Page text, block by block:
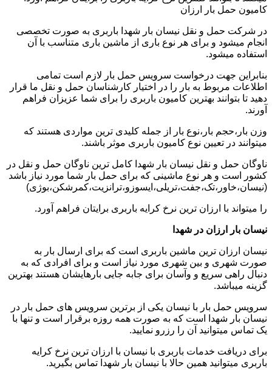
کامیون حمل بار ارزان
در شرکت حمل و نقل نیسان بار شهدا باربری به صورت تخصصی
انجام میشود و برای هر نوع باری از ماشین باری متناسب با آن
استفاده میشود.
بنابراین جهت درخواست سرویس حمل بار لازم است تمامی
اطلاعات مربوط به بار را در اختیار کارشناسان حمل و نقل ما قرار
دهید تا بتوانند بهترین کامیون باربری را برای شما عزیزان فراهم
آورند.
وزن بار،حجم بار،نوع بار از جمله کلیدی ترین مواردی هستند که
میتوانند در تعیین نوع کامیون باربری موثر باشند.
ناوگان حمل و نقل نیسان بار شهدا کامل ترین ناوگان حمل و نقل در
کشور است و هر نوع ماشینی که برای حمل بار شما مورد نیاز باشد
(نیسان،خاور،تک،جفت،تریلی،ایسوزو،ترانزیت،کمرشکن،بوژی)
را میتواند با ارزان ترین نرخ کرایه باربری برایتان فراهم آورد.
نیسان بار ارزان در شهدا
نیسان ارزان ترین ماشین باربری است که برای ارسال بار به
صورت شهری و بین شهری مورد نیاز است و برای افرادی که به
دنبال راهی سریع و وآسان برای جابه جایی بارهایشان هستند بهترین
گزینه میباشد.
سرویس حمل بار با نیسان یکی از برترین سرویس های حمل بار در
نیسان بار شهدا است که به صورت همه روزه برقرار است و تنها با
یک تماس میتوانید آن را رزرو نمایید.
برای دریافت خدمات باربری با نیسان با ارزان ترین نرخ کرایه
باربری میتوانید همین حالا با نیسان بار شهدا تماس بگیرید.